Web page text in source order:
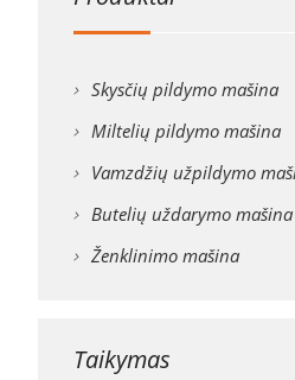
Skysčių pildymo mašina
Miltelių pildymo mašina
Vamzdžių užpildymo
Butelių uždarymo mašina
Ženklinimo mašina
Taikymas